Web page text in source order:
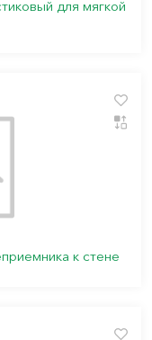
для мягкой
к стене